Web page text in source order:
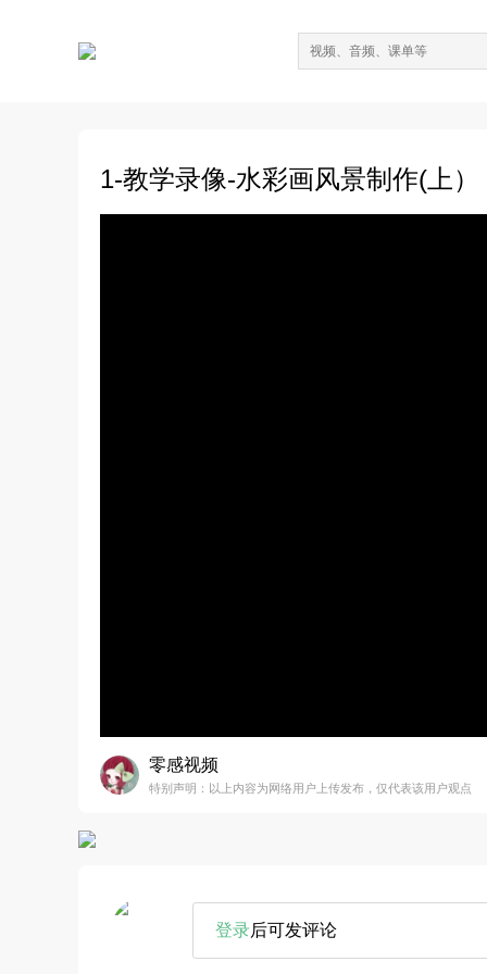
1-教学录像-水彩画风景制作(上）
零感视频
特别声明：以上内容为网络用户上传发布，仅代表该用户观点
登录后可发评论